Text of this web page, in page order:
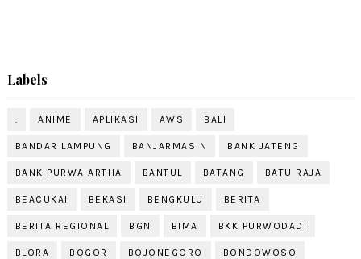
Labels
ANIME APLIKASI AWS BALI
BANDAR LAMPUNG BANJARMASIN BANK JATENG
BANK PURWA ARTHA BANTUL BATANG BATU RAJA
BEACUKAI BEKASI BENGKULU BERITA
BERITA REGIONAL BGN BIMA BKK PURWODADI
BLORA BOGOR BOJONEGORO BONDOWOSO